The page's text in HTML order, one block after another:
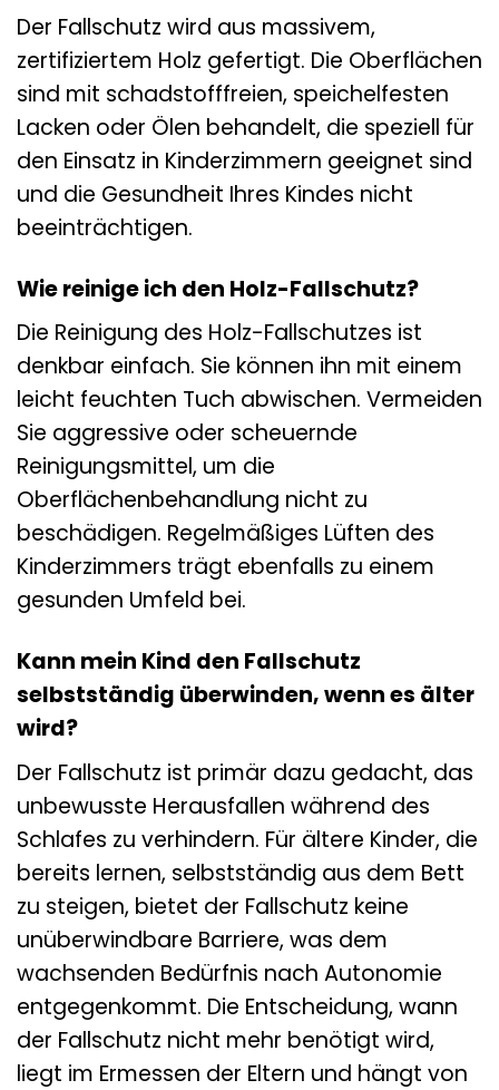
Der Fallschutz wird aus massivem,
zertifiziertem Holz gefertigt. Die Oberflächen
sind mit schadstofffreien, speichelfesten
Lacken oder Ölen behandelt, die speziell für
den Einsatz in Kinderzimmern geeignet sind
und die Gesundheit Ihres Kindes nicht
beeinträchtigen.
Wie reinige ich den Holz-Fallschutz?
Die Reinigung des Holz-Fallschutzes ist
denkbar einfach. Sie können ihn mit einem
leicht feuchten Tuch abwischen. Vermeiden
Sie aggressive oder scheuernde
Reinigungsmittel, um die
Oberflächenbehandlung nicht zu
beschädigen. Regelmäßiges Lüften des
Kinderzimmers trägt ebenfalls zu einem
gesunden Umfeld bei.
Kann mein Kind den Fallschutz
selbstständig überwinden, wenn es älter
wird?
Der Fallschutz ist primär dazu gedacht, das
unbewusste Herausfallen während des
Schlafes zu verhindern. Für ältere Kinder, die
bereits lernen, selbstständig aus dem Bett
zu steigen, bietet der Fallschutz keine
unüberwindbare Barriere, was dem
wachsenden Bedürfnis nach Autonomie
entgegenkommt. Die Entscheidung, wann
der Fallschutz nicht mehr benötigt wird,
liegt im Ermessen der Eltern und hängt von